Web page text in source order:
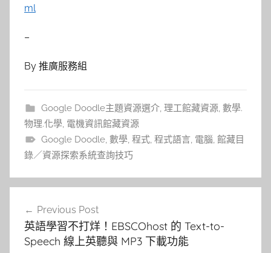
ml
–
By 推廣服務組
Google Doodle主題資源選介, 理工館藏資源, 數學.
物理.化學, 電機資訊館藏資源
Google Doodle, 數學, 程式, 程式語言, 電腦, 館藏目
錄／資源探索系統查詢技巧
導
Previous Post
英語學習不打烊！EBSCOhost 的 Text-to-
Speech 線上英聽與 MP3 下載功能